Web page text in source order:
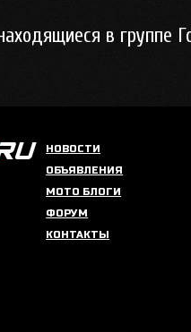
в группе
НОВОСТИ
ОБЪЯВЛЕНИЯ
МОТО БЛОГИ
ФОРУМ
КОНТАКТЫ